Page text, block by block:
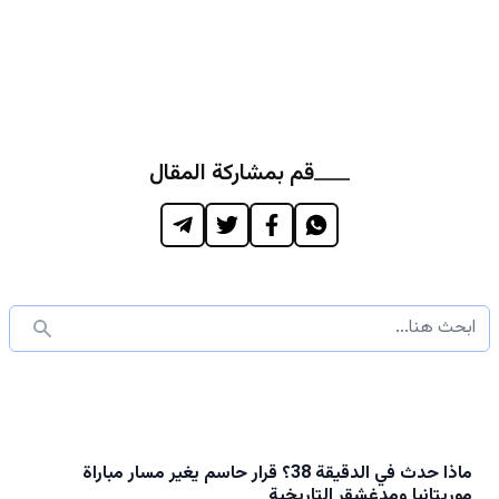
قم بمشاركة المقال
ماذا حدث في الدقيقة 38؟ قرار حاسم يغير مسار مباراة